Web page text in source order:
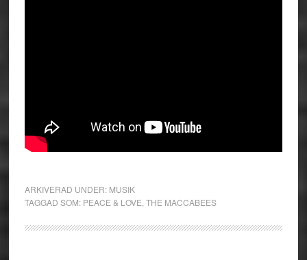
ARKIVERAD UNDER: MUSIK
TAGGAD SOM: PEACE & LOVE THE MACCABEES